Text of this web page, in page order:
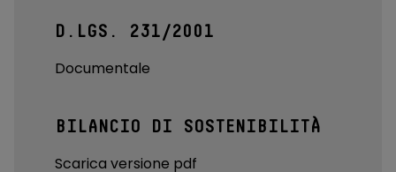
D.LGS. 231/2001
Documentale
BILANCIO DI SOSTENIBILITÀ
Scarica versione pdf